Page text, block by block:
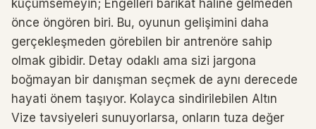
küçümsemeyin; Engelleri barikat haline gelmeden
önce öngören biri. Bu, oyunun gelişimini daha
gerçekleşmeden görebilen bir antrenöre sahip
olmak gibidir. Detay odaklı ama sizi jargona
boğmayan bir danışman seçmek de aynı derecede
hayati önem taşıyor. Kolayca sindirilebilen Altın
Vize tavsiyeleri sunuyorlarsa, onların tuza değer